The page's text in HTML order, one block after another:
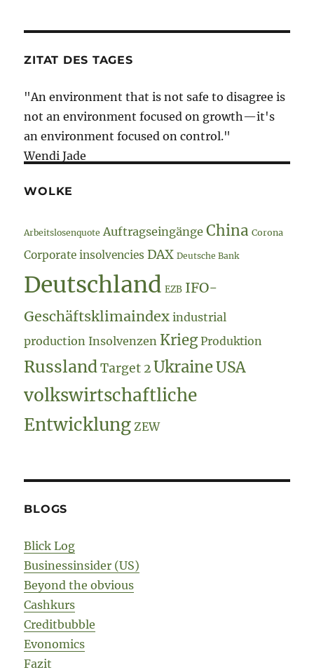
ZITAT DES TAGES
"An environment that is not safe to disagree is
not an environment focused on growth—it's
an environment focused on control."
Wendi Jade
WOLKE
Arbeitslosenquote Auftragseingänge China Corona
Corporate insolvencies DAX Deutsche Bank
Deutschland EZB IFO-
Geschäftsklimaindex industrial
production Insolvenzen Krieg Produktion
Russland Target 2 Ukraine USA
volkswirtschaftliche
Entwicklung ZEW
BLOGS
Blick Log
Businessinsider (US)
Beyond the obvious
Cashkurs
Creditbubble
Evonomics
Fazit